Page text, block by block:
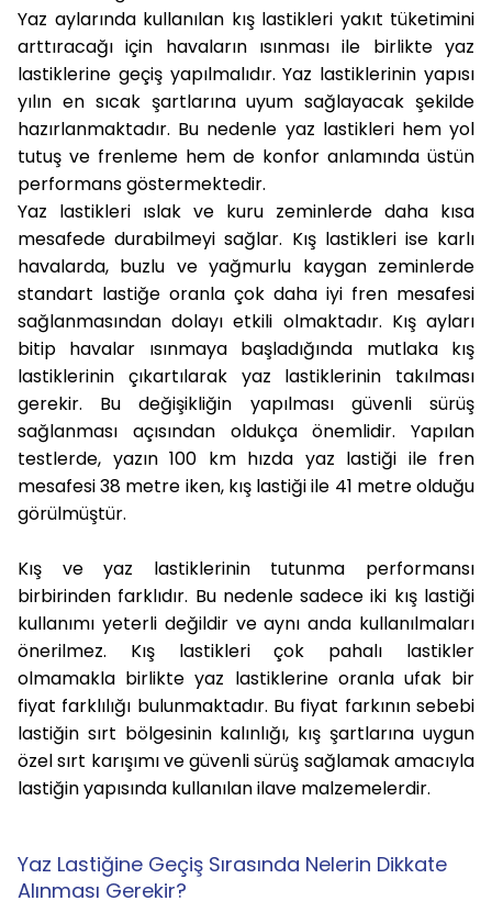
Yaz aylarında kullanılan kış lastikleri yakıt tüketimini
arttıracağı için havaların ısınması ile birlikte yaz
lastiklerine geçiş yapılmalıdır. Yaz lastiklerinin yapısı
yılın en sıcak şartlarına uyum sağlayacak şekilde
hazırlanmaktadır. Bu nedenle yaz lastikleri hem yol
tutuş ve frenleme hem de konfor anlamında üstün
performans göstermektedir.
Yaz lastikleri ıslak ve kuru zeminlerde daha kısa
mesafede durabilmeyi sağlar. Kış lastikleri ise karlı
havalarda, buzlu ve yağmurlu kaygan zeminlerde
standart lastiğe oranla çok daha iyi fren mesafesi
sağlanmasından dolayı etkili olmaktadır. Kış ayları
bitip havalar ısınmaya başladığında mutlaka kış
lastiklerinin çıkartılarak yaz lastiklerinin takılması
gerekir. Bu değişikliğin yapılması güvenli sürüş
sağlanması açısından oldukça önemlidir. Yapılan
testlerde, yazın 100 km hızda yaz lastiği ile fren
mesafesi 38 metre iken, kış lastiği ile 41 metre olduğu
görülmüştür.
Kış ve yaz lastiklerinin tutunma performansı
birbirinden farklıdır. Bu nedenle sadece iki kış lastiği
kullanımı yeterli değildir ve aynı anda kullanılmaları
önerilmez. Kış lastikleri çok pahalı lastikler
olmamakla birlikte yaz lastiklerine oranla ufak bir
fiyat farklılığı bulunmaktadır. Bu fiyat farkının sebebi
lastiğin sırt bölgesinin kalınlığı, kış şartlarına uygun
özel sırt karışımı ve güvenli sürüş sağlamak amacıyla
lastiğin yapısında kullanılan ilave malzemelerdir.
Yaz Lastiğine Geçiş Sırasında Nelerin Dikkate
Alınması Gerekir?